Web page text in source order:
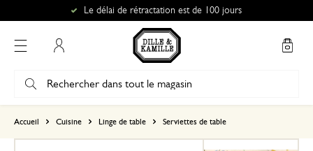
Le délai de rétractation est de 100 jours
Accueil Cuisine Linge de table Serviettes de table